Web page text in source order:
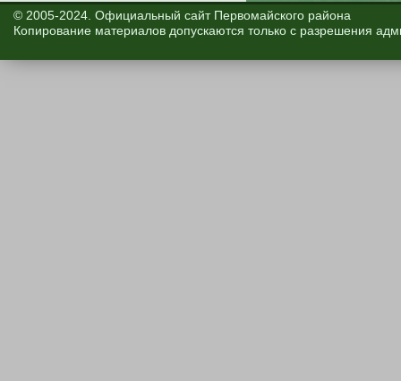
© 2005-2024. Официальный сайт Первомайского района
Копирование материалов допускаются только с разрешения